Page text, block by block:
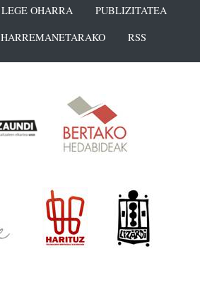
LEGE OHARRA
PUBLIZITATEA
HARREMANETARAKO RSS